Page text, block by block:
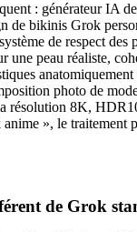
: générateur IA
de bikinis Grok
de respect des
une peau réaliste,
photo de
résolution 8K,
», le traitement
de Grok